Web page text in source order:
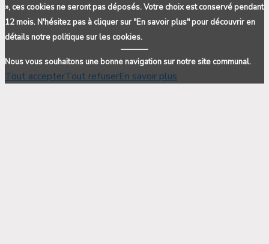
», ces cookies ne seront pas déposés. Votre choix est conservé pendant
12 mois. N'hésitez pas à cliquer sur "En savoir plus" pour découvrir en
détails notre politique sur les cookies.
Nous vous souhaitons une bonne navigation sur notre site communal.
Tout accepterTout refuserEn savoir plus